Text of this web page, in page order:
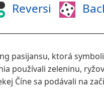
Reversi
pasijansu, ktorá
používali zeleninu,
Číne sa podávali na